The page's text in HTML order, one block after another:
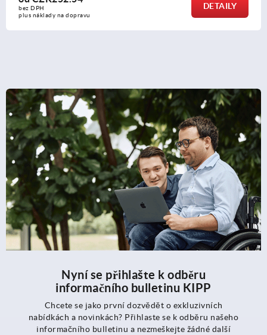
DETAILY
Nyní se přihlašte k odběru
informačního bulletinu KIPP
Chcete se jako první dozvědět o exkluzivních
nabídkách a novinkách? Přihlaste se k odběru našeho
informačního bulletinu a nezmeškejte žádné další